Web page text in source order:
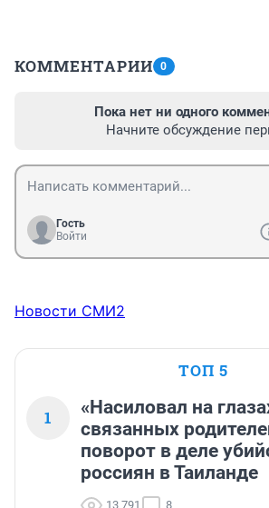
КОММЕНТАРИИ 0
Пока нет ни одного
Начните обсуждение
Гость
Войти
Новости СМИ2
ТОП 5
1
«Насиловал на
связанных
поворот в деле
россиян в Таиланде
13 791 8